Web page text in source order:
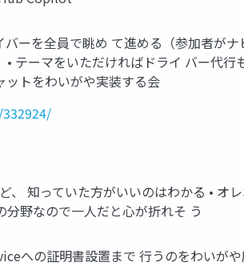
ーを全員で眺め て進める（参加者がナ
テーマをいただければドライ バー代行
トをわいがや実装する会
、 知っていた方がいいのはわかる • オ
野なので一人だと心が折れそ う
への証明書設置まで 行うのをわいが